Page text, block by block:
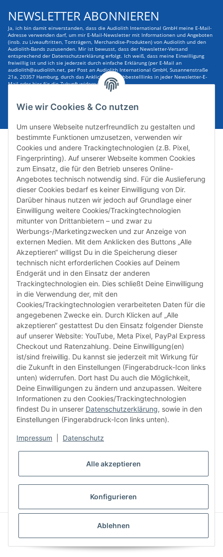
Wie wir Cookies & Co nutzen
Um unsere Webseite nutzerfreundlich zu gestalten und
bestimmte Funktionen umzusetzen, verwenden wir
Cookies und andere Trackingtechnologien (z.B. Pixel,
Fingerprinting). Auf unserer Webseite kommen Cookies
zum Einsatz, die für den Betrieb unseres Online-
Angebotes technisch notwendig sind. Für die Auslieferung
dieser Cookies bedarf es keiner Einwilligung von Dir.
Darüber hinaus nutzen wir jedoch auf Grundlage einer
Einwilligung weitere Cookies/Trackingtechnologien
mitunter von Drittanbietern – und zwar zu
Werbungs-/Marketingzwecken und zur Anzeige von
externen Medien. Mit dem Anklicken des Buttons „Alle
Akzeptieren“ willigst Du in die Speicherung dieser
technisch nicht erforderlichen Cookies auf Deinem
Endgerät und in den Einsatz der anderen
Trackingtechnologien ein. Dies schließt Deine Einwilligung
in die Verwendung der, mit den
Cookies/Trackingtechnologien verarbeiteten Daten für die
angegebenen Zwecke ein. Durch Klicken auf „Alle
akzeptieren“ gestattest Du den Einsatz folgender Dienste
auf unserer Website: YouTube, Meta Pixel, PayPal Express
Checkout und Ratenzahlung. Deine Einwilligung(en)
ist/sind freiwillig. Du kannst sie jederzeit mit Wirkung für
die Zukunft in den Einstellungen (Fingerabdruck-Icon links
unten) widerrufen. Dort hast Du auch die Möglichkeit,
Deine Einwilligungen zu ändern und anzupassen. Weitere
Informationen zu den Cookies/Trackingtechnologien
findest Du in unserer Datenschutzerklärung, sowie in den
Einstellungen (Fingerabdruck-Icon links unten).
Impressum Datenschutz
Alle akzeptieren
Konfigurieren
Ablehnen
NEWSLETTER ABONNIEREN
Ja, ich bin damit einverstanden, dass die Audiolith International GmbH meine E-Mail-
Adresse verwenden darf, um mir E-Mail-Newsletter mit Informationen und Angeboten
(insb. zu Liveauftritten, Tonträgern, Merchandise-Produkten) von Audiolith und den
Audiolith-Bands zuzusenden. Mir ist bewusst, dass der Newsletter-Versand
entsprechend der Datenschutzerklärung erfolgt. Ich weiß, dass meine Einwilligung
freiwillig ist und ich sie jederzeit durch einfache Erklärung (per E-Mail an
audiolith@audiolith.net, per Post an Audiolith International GmbH, Susannenstraße
21a, 20357 Hamburg, durch das Anklicken des Abbestelllinks in jeder Newsletter-E-
Mail oder hier für die Zukunft widerrufen kann.
Susannenstraße 21a, DE-20357 Hamburg
Tel: +49 (0)40 432 76 990
Email:shop@audiolith.net
Servicezeiten (Mo.-Fr.) 11:00 - 15:00 Uhr
Bitte habe Verständnis dafür, dass Du uns ausschließlich zu
den oben genannten Geschäftszeiten telefonisch
kontaktieren kannst.
facebookyoutubeinstagram
tiktok
Informationen
Kundenservice
Mehr von Audiolith
VERTRAG WIDERRUFEN
© Audiolith International GmbH